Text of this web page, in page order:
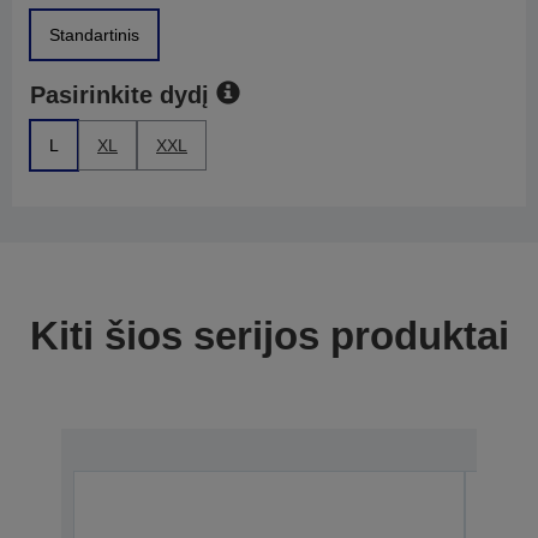
Standartinis
Pasirinkite dydį
L XL XXL
Kiti šios serijos produktai